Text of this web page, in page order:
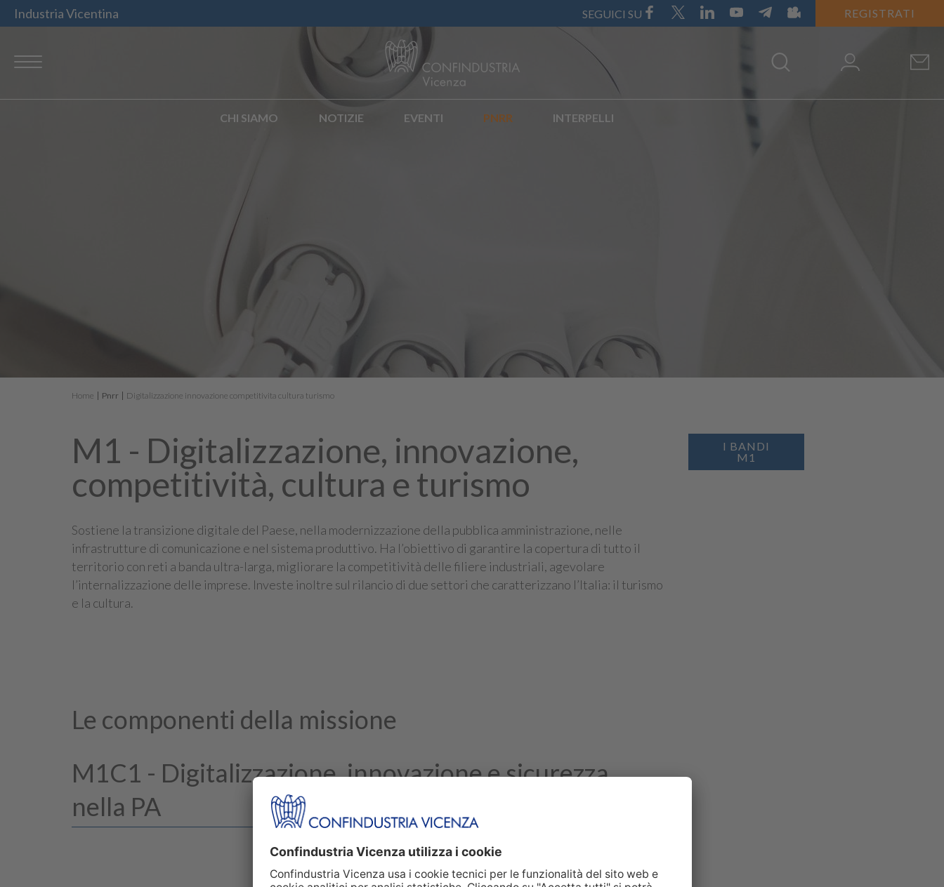
Industria Vicentina SEGUICI SU REGISTRATI
CHI SIAMO NOTIZIE EVENTI PNRR INTERPELLI
Home Pnrr Digitalizzazione innovazione competitivita cultura turismo
M1 - Digitalizzazione, innovazione,
competitività, cultura e turismo
I BANDI
M1
Sostiene la transizione digitale del Paese, nella modernizzazione della pubblica amministrazione, nelle
infrastrutture di comunicazione e nel sistema produttivo. Ha l’obiettivo di garantire la copertura di tutto il
territorio con reti a banda ultra-larga, migliorare la competitività delle filiere industriali, agevolare
l’internalizzazione delle imprese. Investe inoltre sul rilancio di due settori che caratterizzano l’Italia: il turismo
e la cultura.
Le componenti della missione
M1C1 - Digitalizzazione, innovazione e sicurezza
nella PA